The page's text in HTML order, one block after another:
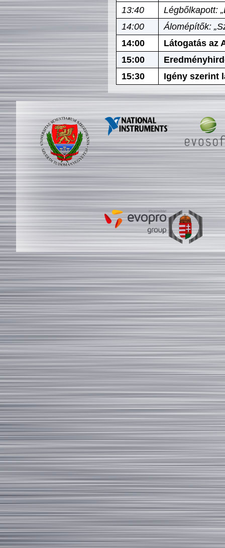
13:40
Légbőlkapott:
14:00
Álomépítők:
14:00
Látogatás az
15:00
15:30
Igény szerint